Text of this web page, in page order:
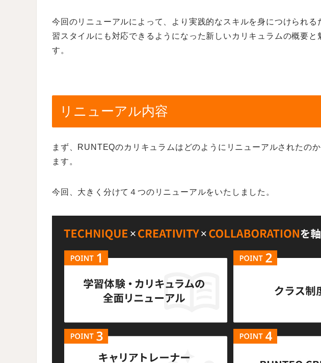
今回のリニューアルによって、より実践的なスキルを身につけられる
習スタイルにも対応できるようになった新しいカリキュラムの概要と
す。
リニューアル内容
まず、RUNTEQのカリキュラムはどのようにリニューアルされたの
ます。
今回、大きく分けて４つのリニューアルをいたしました。